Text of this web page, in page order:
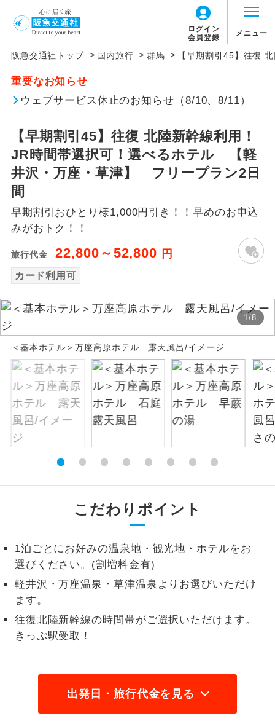
ログイン
会員登録
メニュー
阪急交通社トップ > 国内旅行 > 群馬 > 【早期割引45】往復
重要なお知らせ
ウェブサービス休止のお知らせ（8/10、8/11）
【早期割引45】往復 北陸新幹線利用！
JR時間帯選択可！選べるホテル 【軽
井沢・万座・草津】 フリープラン2日
間
早期割引おひとり様1,000円引き！！早めのお申込
みがおトク！！
旅行代金 22,800～52,800 円
カード利用可
1/8
＜基本ホテル＞万座高原ホテル 露天風呂/イメージ
こだわりポイント
1泊ごとにお好みの温泉地・観光地・ホテルをお
選びください。(割増料金有)
軽井沢・万座温泉・草津温泉よりお選びいただけ
ます。
往復北陸新幹線の時間帯がご選択いただけます。
きっぷ駅受取！
出発日・旅行代金を見る
アイコン 説明
添乗員同行
往路出発空港（駅）から復路到着空港
（駅）まで同行します。
現地添乗員同
行
現地到着空港（駅）から最終日出発空港
（駅）まで添乗員が同行します。
バスガイド乗
務
バスガイドが乗務し、車内での観光案内
新コース
世界遺産
ユネスコに登録されている文化遺産や自
絶景 絶景スポットに立ち寄るコースです。
温泉地にも宿泊するコースです。
露天風呂
ご宿泊ホテルに露天風呂が付いていま
す。
大浴場 ご宿泊ホテルに大浴場が付いています。
全食事付き
全てのお食事が付いていますので、お食
事の心配はいりません。（機内食を除
く）
お部屋にてゆっくりとお召し上がりいた
だけます。
をじっくり聞くことができます。
1名様から出発可能な個人型プランで
す。
2名様催行
す。
加限定
1名様1室同代
1名様1室利用でも追加料金がかからない